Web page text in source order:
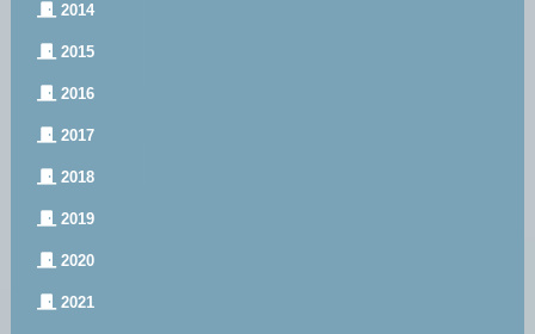
2014
2015
2016
2017
2018
2019
2020
2021